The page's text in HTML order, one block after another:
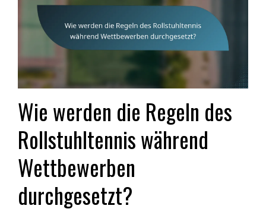
Wie werden die Regeln des
Rollstuhltennis während
Wettbewerben
durchgesetzt?